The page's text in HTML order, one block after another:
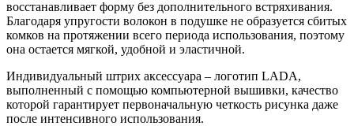
восстанавливает форму без дополнительного встряхивания.
Благодаря упругости волокон в подушке не образуется сбитых
комков на протяжении всего периода использования, поэтому
она остается мягкой, удобной и эластичной.
Индивидуальный штрих аксессуара – логотип LADA,
выполненный с помощью компьютерной вышивки, качество
которой гарантирует первоначальную четкость рисунка даже
после интенсивного использования.